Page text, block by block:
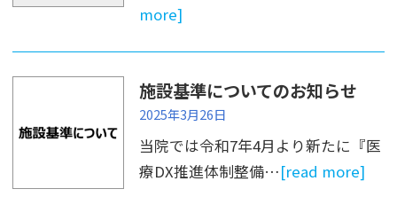
more]
施設基準についてのお知らせ
2025年3月26日
当院では令和7年4月より新たに『医
療DX推進体制整備…[read more]